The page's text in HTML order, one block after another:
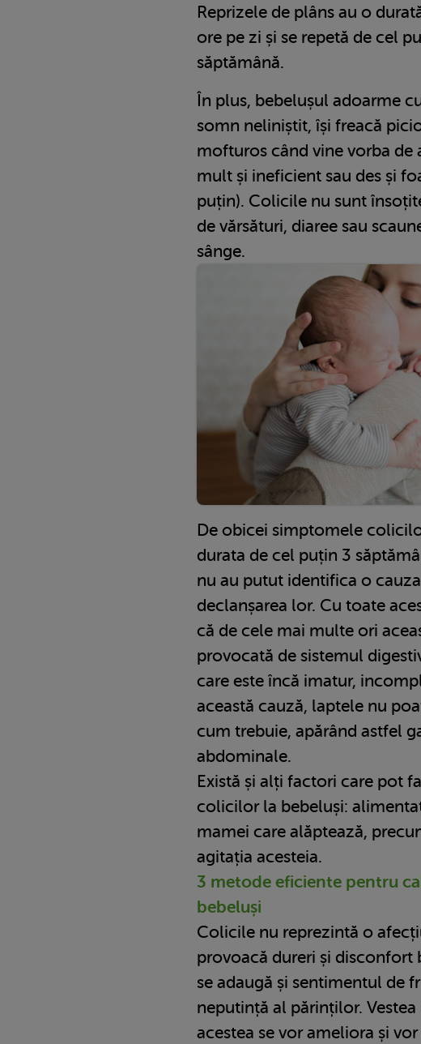
Reprizele de plâns au o
ore pe zi și se repetă de cel
săptămână.
În plus, bebelușul adoarme
somn neliniștit, își freacă
mofturos când vine vorba de
mult și ineficient sau des și
puțin). Colicile nu sunt
de vărsături, diaree sau
sânge.
De obicei simptomele
durata de cel puțin 3
nu au putut identifica o
declanșarea lor. Cu toate
că de cele mai multe ori
provocată de sistemul
care este încă imatur,
această cauză, laptele nu
cum trebuie, apărând astfel
abdominale.
Există și alți factori care pot
colicilor la bebeluși:
mamei care alăptează,
agitația acesteia.
3 metode eficiente pentru
bebeluși
Colicile nu reprezintă o
provoacă dureri și disconfort
se adaugă și sentimentul de
neputință al părinților. Vestea
acestea se vor ameliora și